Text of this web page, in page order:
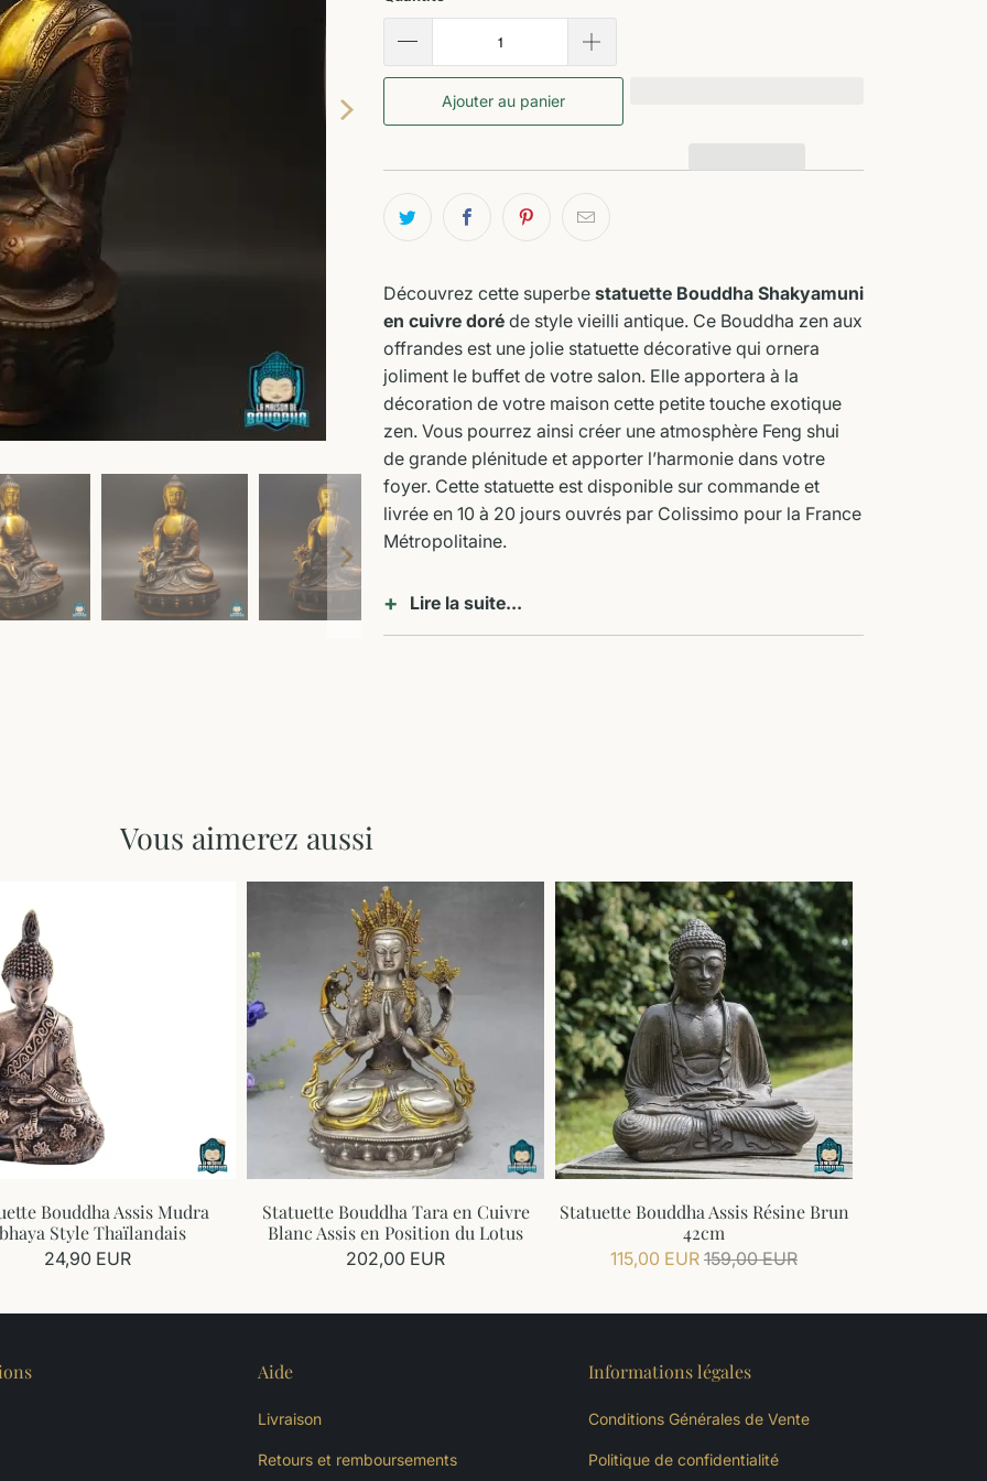
Ajouter au panier
Découvrez cette superbe statuette Bouddha Shakyamuni
en cuivre doré de style vieilli antique. Ce Bouddha zen aux
offrandes est une jolie statuette décorative qui ornera
joliment le buffet de votre salon. Elle apportera à la
décoration de votre maison cette petite touche exotique
zen. Vous pourrez ainsi créer une atmosphère Feng shui
de grande plénitude et apporter l’harmonie dans votre
foyer. Cette statuette est disponible sur commande et
livrée en 10 à 20 jours ouvrés par Colissimo pour la France
Métropolitaine.
Lire la suite...
Vous aimerez aussi
Bouddha Assis Mudra
Style Thaïlandais
24,90 EUR
Statuette Bouddha Tara en Cuivre
Blanc Assis en Position du Lotus
202,00 EUR
Statuette Bouddha Assis Résine Brun
42cm
115,00 EUR 159,00 EUR
Aide
Livraison
Retours et remboursements
Informations légales
Conditions Générales de Vente
Politique de confidentialité